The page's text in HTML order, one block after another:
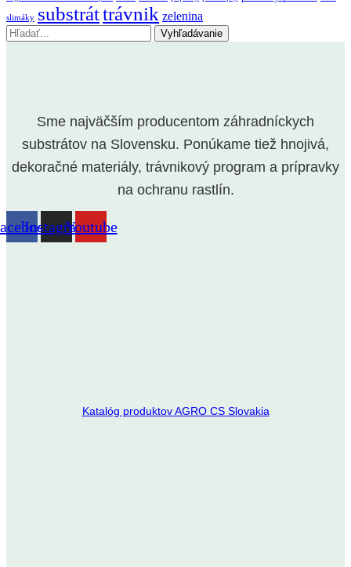
slimáky substráttrávnik zelenina
Vyhľadávanie
Sme najväčším producentom záhradníckych
substrátov na Slovensku. Ponúkame tiež hnojivá,
dekoračné materiály, trávnikový program a prípravky
na ochranu rastlín.
InstagramYoutube
Katalóg produktov AGRO CS Slovakia